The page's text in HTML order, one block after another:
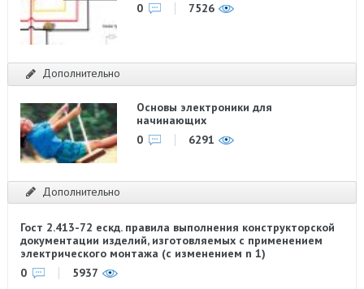
0
7526
Дополнительно
Основы электроники для
начинающих
0
6291
Дополнительно
Гост 2.413-72 ескд. правила выполнения конструкторской
документации изделий, изготовляемых с применением
электрического монтажа (с изменением n 1)
0
5937